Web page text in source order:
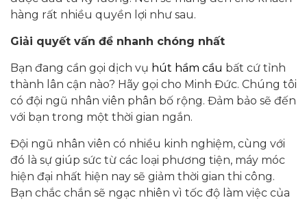
hàng rất nhiều quyền lợi như sau.
Giải quyết vấn đề nhanh chóng nhất
Bạn đang cần gọi dịch vụ hút hầm cầu bất cứ tỉnh
thành lân cận nào? Hãy gọi cho Minh Đức. Chúng tôi
có đội ngũ nhân viên phân bố rộng. Đảm bảo sẽ đến
với bạn trong một thời gian ngắn.
Đội ngũ nhân viên có nhiều kinh nghiệm, cùng với
đó là sự giúp sức từ các loại phương tiện, máy móc
hiện đại nhất hiện nay sẽ giảm thời gian thi công.
Bạn chắc chắn sẽ ngạc nhiên vì tốc độ làm việc của